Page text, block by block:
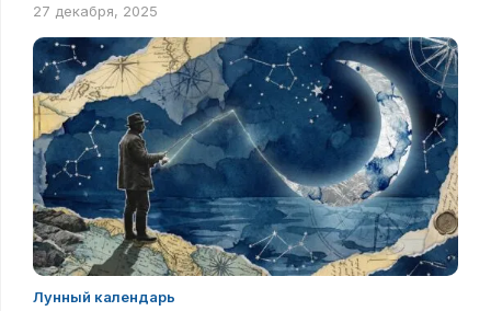
27 декабря, 2025
Лунный календарь